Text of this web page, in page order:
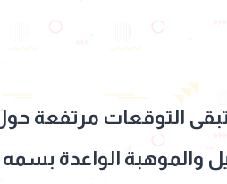
التوقعات مرتفعة
والموهبة الواعدة